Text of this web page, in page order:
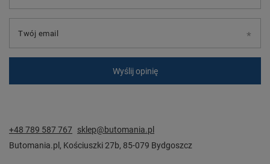
Twój email
Wyślij opinię
+48 789 587 767 sklep@butomania.pl
Butomania.pl , Kościuszki 27b, 85-079 Bydgoszcz